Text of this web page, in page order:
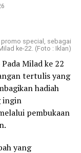
0
promo special, sebagai
ke-22. (Foto : Iklan)
Milad ke 22
tertulis yang
hadiah
ingin
pembukaan
yang